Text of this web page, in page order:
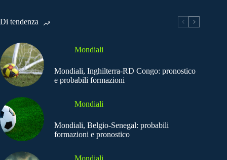
Di tendenza
Mondiali
Mondiali, Inghilterra-RD Congo: pronostico
e probabili formazioni
Mondiali
Mondiali, Belgio-Senegal: probabili
formazioni e pronostico
Mondiali